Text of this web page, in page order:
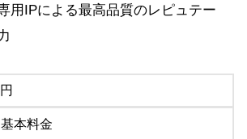
用IPによる最高品質のレピュテー
本料金